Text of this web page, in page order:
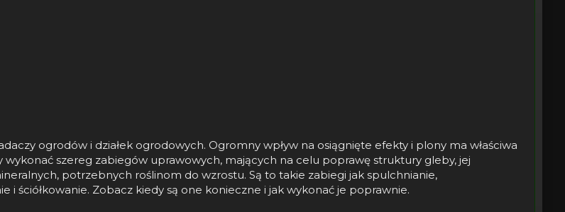
ogrodów i działek ogrodowych. Ogromny wpływ na osiągnięte efekty i plony ma właściwa
szereg zabiegów uprawowych, mających na celu poprawę struktury gleby, jej
potrzebnych roślinom do wzrostu. Są to takie zabiegi jak spulchnianie,
i ściółkowanie. Zobacz kiedy są one konieczne i jak wykonać je poprawnie.